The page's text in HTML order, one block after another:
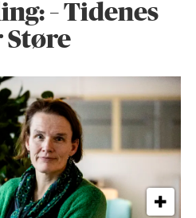
– Tidenes
Støre